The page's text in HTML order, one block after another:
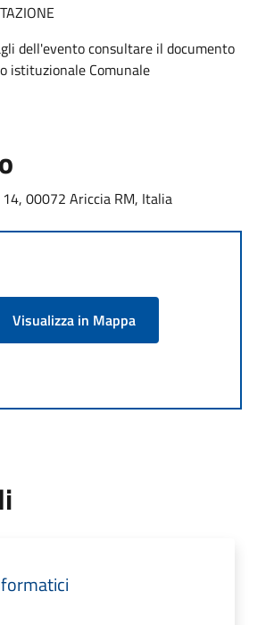
dell'evento consultare il documento
istituzionale Comunale
14, 00072 Ariccia RM, Italia
Visualizza in Mappa